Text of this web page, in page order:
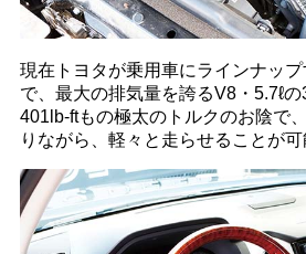
現在トヨタが乗用車にラインナッ
で、最大の排気量を誇るV8・5.7ℓの
401lb-ftもの極太のトルクのお陰で
りながら、軽々と走らせることが可